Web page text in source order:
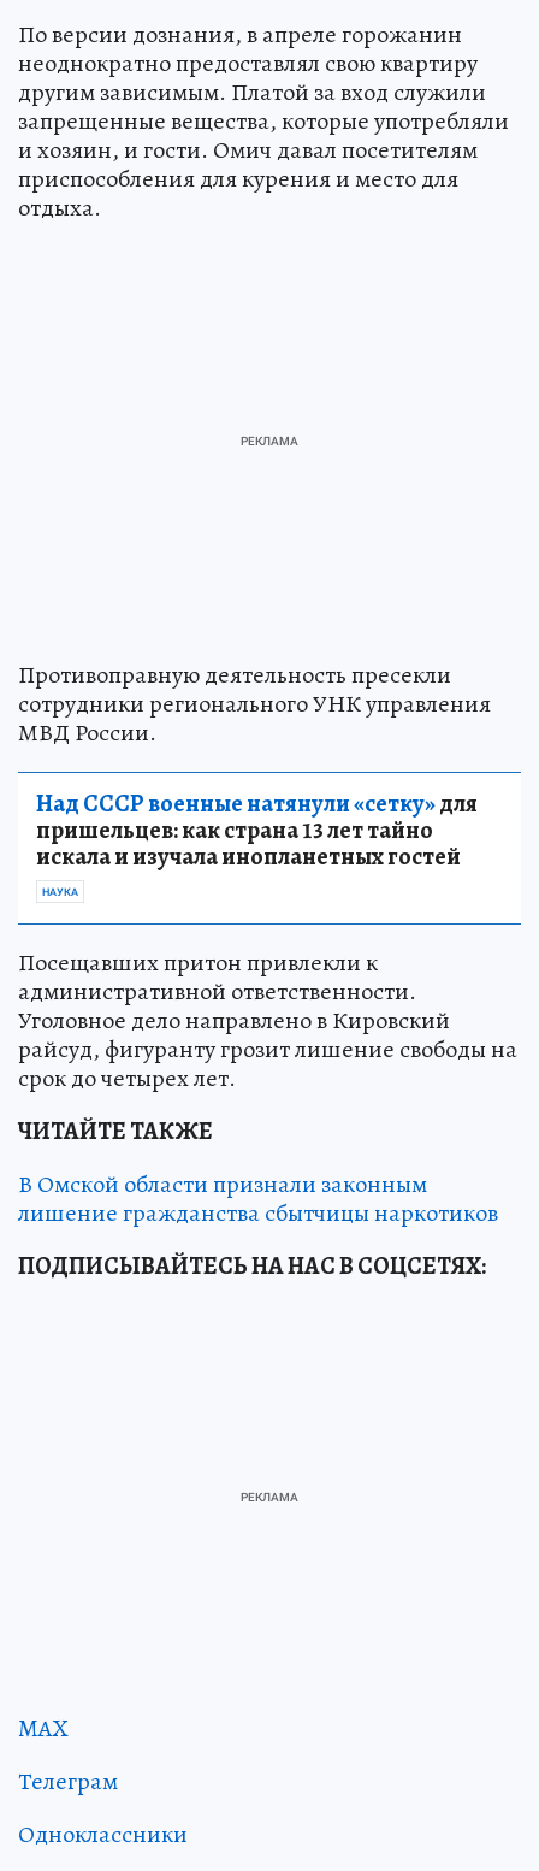
По версии дознания, в апреле горожанин
неоднократно предоставлял свою квартиру
другим зависимым. Платой за вход служили
запрещенные вещества, которые употребляли
и хозяин, и гости. Омич давал посетителям
приспособления для курения и место для
отдыха.
Противоправную деятельность пресекли
сотрудники регионального УНК управления
МВД России.
Над СССР военные натянули «сетку»для
пришельцев: как страна 13 лет тайно
искала и изучала инопланетных гостей
НАУКА
Посещавших притон привлекли к
административной ответственности.
Уголовное дело направлено в Кировский
райсуд, фигуранту грозит лишение свободы на
срок до четырех лет.
ЧИТАЙТЕ ТАКЖЕ
В Омской области признали законным
лишение гражданства сбытчицы наркотиков
ПОДПИСЫВАЙТЕСЬ НА НАС В СОЦСЕТЯХ:
MAX
Телеграм
Одноклассники